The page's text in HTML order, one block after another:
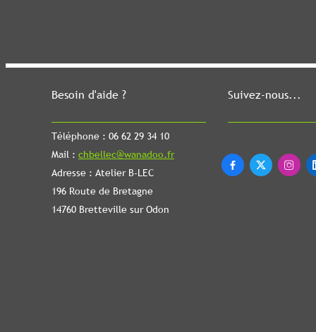
Besoin d'aide ?
Téléphone : 06 62 29 34 10
Mail : chbellec@wanadoo.fr
Adresse : Atelier B-LEC
196 Route de Bretagne
14760 Bretteville sur Odon
Suivez-nous...
  